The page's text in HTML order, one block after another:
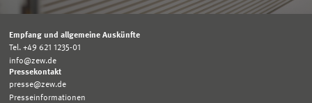
Empfang und allgemeine Auskünfte
Tel. +49 621 1235-01
info@zew.de
Pressekontakt
presse@zew.de
Presseinformationen